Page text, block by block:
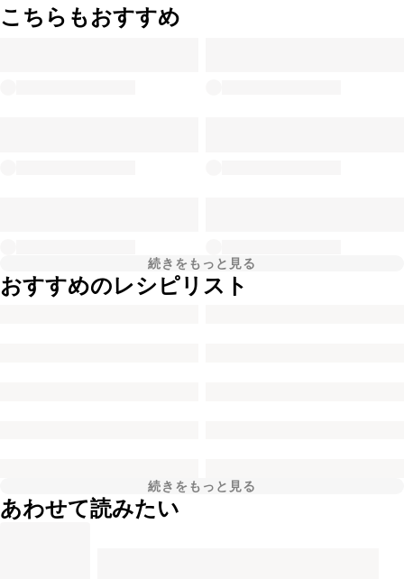
こちらもおすすめ
続きをもっと見る
おすすめのレシピリスト
続きをもっと見る
あわせて読みたい